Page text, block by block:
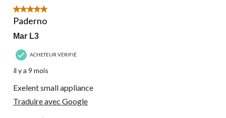
5 étoile(s) sur 5.
Paderno
Mar L3
ACHETEUR VÉRIFIÉ
il y a 9 mois
Exelent small appliance
Traduire avec Google